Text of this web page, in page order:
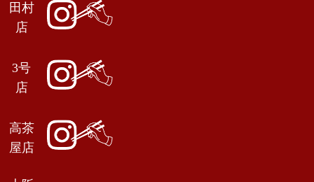
田村
店
3号
店
高茶
屋店